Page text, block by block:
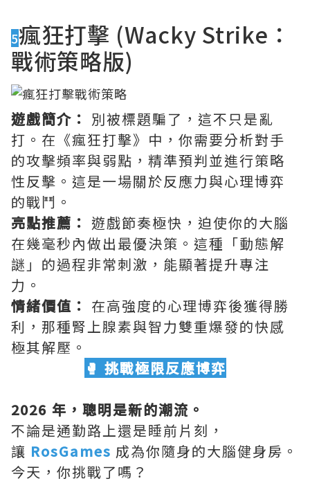
5瘋狂打擊 (Wacky Strike：
戰術策略版)
遊戲簡介： 別被標題騙了，這不只是亂
打。在《瘋狂打擊》中，你需要分析對手
的攻擊頻率與弱點，精準預判並進行策略
性反擊。這是一場關於反應力與心理博弈
的戰鬥。
亮點推薦： 遊戲節奏極快，迫使你的大腦
在幾毫秒內做出最優決策。這種「動態解
謎」的過程非常刺激，能顯著提升專注
力。
情緒價值： 在高強度的心理博弈後獲得勝
利，那種腎上腺素與智力雙重爆發的快感
極其解壓。
🥊 挑戰極限反應博弈
2026 年，聰明是新的潮流。
不論是通勤路上還是睡前片刻，
讓 RosGames 成為你隨身的大腦健身房。
今天，你挑戰了嗎？